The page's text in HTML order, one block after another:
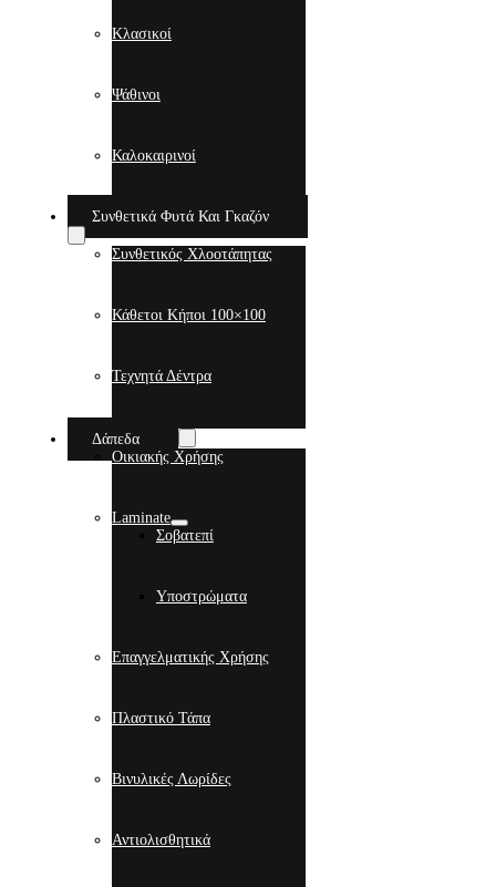
Κλασικοί
Ψάθινοι
Καλοκαιρινοί
Συνθετικά Φυτά Και Γκαζόν
Συνθετικός Χλοοτάπητας
Κάθετοι Κήποι 100×100
Τεχνητά Δέντρα
Δάπεδα
Οικιακής Χρήσης
Laminate
Σοβατεπί
Υποστρώματα
Επαγγελματικής Χρήσης
Πλαστικό Τάπα
Βινυλικές Λωρίδες
Αντιολισθητικά